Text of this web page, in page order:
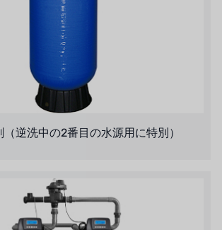
逆洗中の2番目の水源用に特別）